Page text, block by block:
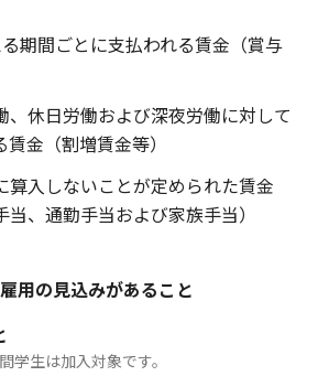
期間ごとに支払われる賃金（賞与
、休日労働および深夜労働に対して
金（割増賃金等）
算入しないことが定められた賃金
当、通勤手当および家族手当）
用の見込みがあること
学生は加入対象です。